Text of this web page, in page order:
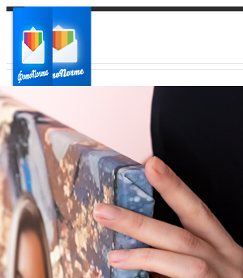
Ваш город:
Ваш регион доставки
Выберите из списка: